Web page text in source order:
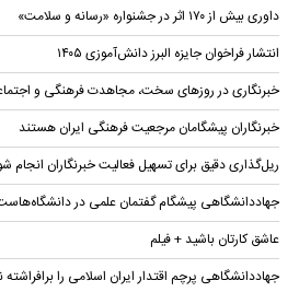
داوری بیش از ۱۷۰ اثر در جشنواره «رسانه و سلامت»
انتشار فراخوان جایزه البرز دانش‌آموزی ۱۴۰۵
خبرنگاری در روز‌های سخت، مجاهدت فرهنگی و
خبرنگاران پیشگامان مرجعیت فرهنگی ایران هستند
ریل‌گذاری دقیق برای تسهیل فعالیت خبرنگاران انجام
جهاددانشگاهی پیشگام گفتمان علمی در
عاشق کارتان باشید + فیلم
جهاددانشگاهی پرچم اقتدار ایران اسلامی را